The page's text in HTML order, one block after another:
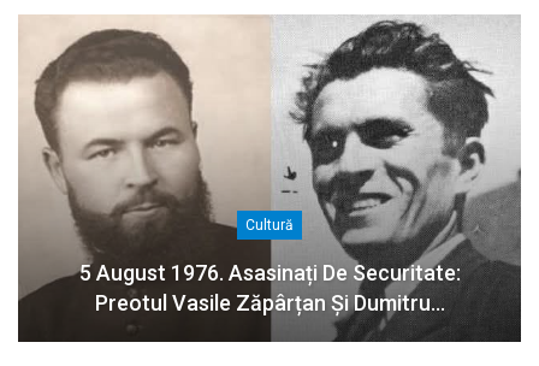
Cultură
5 August 1976. Asasinați De Securitate:
Preotul Vasile Zăpârțan Și Dumitru…